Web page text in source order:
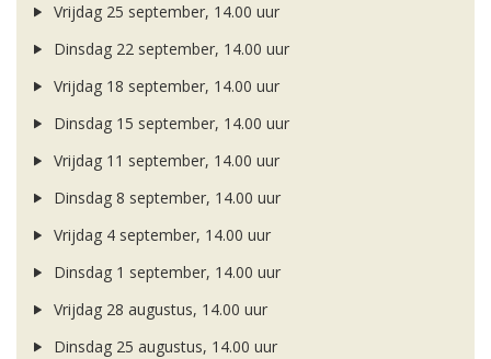
Vrijdag 25 september, 14.00 uur
Dinsdag 22 september, 14.00 uur
Vrijdag 18 september, 14.00 uur
Dinsdag 15 september, 14.00 uur
Vrijdag 11 september, 14.00 uur
Dinsdag 8 september, 14.00 uur
Vrijdag 4 september, 14.00 uur
Dinsdag 1 september, 14.00 uur
Vrijdag 28 augustus, 14.00 uur
Dinsdag 25 augustus, 14.00 uur